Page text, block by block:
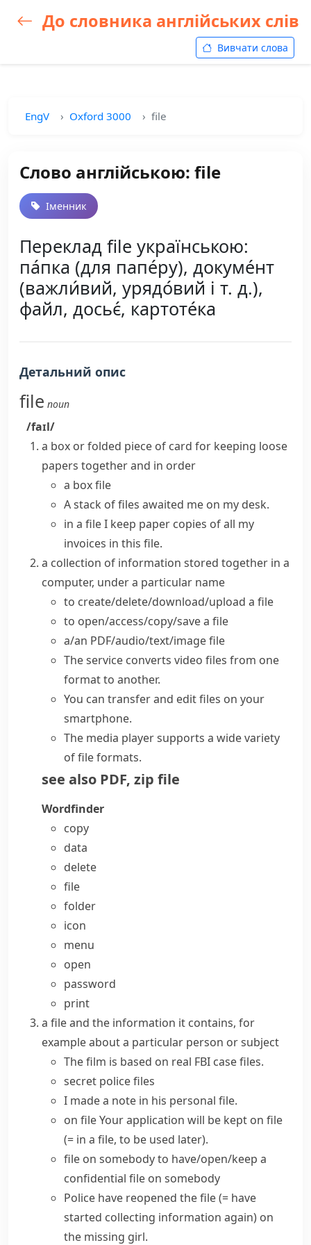
До словника англійських слів
Вивчати слова
EngV Oxford 3000 file
Слово англійською: file
Іменник
Переклад file українською:
па́пка (для папе́ру), докуме́нт
(важли́вий, урядо́вий і т. д.),
файл, досьє́, картоте́ка
Детальний опис
file noun
/faɪl/
a box or folded piece of card for keeping loose
papers together and in order
a box file
A stack of files awaited me on my desk.
in a fileI keep paper copies of all my
invoices in this file.
a collection of information stored together in a
computer, under a particular name
to create/delete/download/upload a file
to open/access/copy/save a file
a/an PDF/audio/text/image file
The service converts video files from one
format to another.
You can transfer and edit files on your
smartphone.
The media player supports a wide variety
offile formats.
see also PDF, zip file
Wordfinder
copy
data
delete
file
folder
icon
menu
open
password
print
a fileand the information it contains, for
example about a particular person or subject
The film is based on real FBI case files.
secret police files
I made a note in his personal file.
on fileYour application will be kept on file
(= in a file, to be used later).
file on somebodyto have/open/keep a
confidential file on somebody
Police have reopened the file(= have
started collecting information again) on
the missing girl.